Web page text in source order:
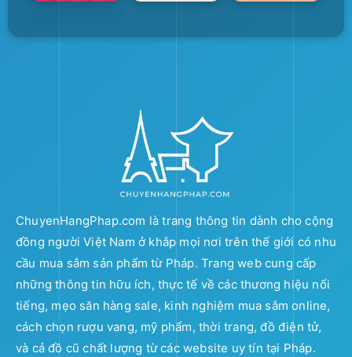
ChuyenHangPhap.com là trang thông tin dành cho cộng
đồng người Việt Nam ở khắp mọi nơi trên thế giới có nhu
cầu mua sắm sản phẩm từ Pháp. Trang web cung cấp
những thông tin hữu ích, thực tế về các thương hiệu nổi
tiếng, mẹo săn hàng sale, kinh nghiệm mua sắm online,
cách chọn rượu vang, mỹ phẩm, thời trang, đồ điện tử,
và cả đồ cũ chất lượng từ các website uy tín tại Pháp.